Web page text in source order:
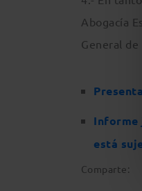
Abogacía
General
Informe
está
Comparte: